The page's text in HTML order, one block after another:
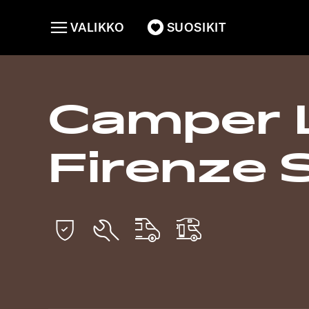
SUOSIKIT
VALIKKO
Camper
Firenze